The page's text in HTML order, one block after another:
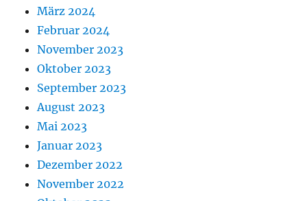
März 2024
Februar 2024
November 2023
Oktober 2023
September 2023
August 2023
Mai 2023
Januar 2023
Dezember 2022
November 2022